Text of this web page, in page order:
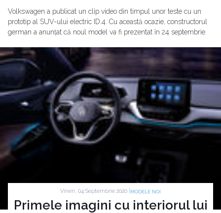
Volkswagen a publicat un clip video din timpul unor teste cu un
prototip al SUV-ului electric ID.4. Cu această ocazie, constructorul
german a anunțat că noul model va fi prezentat în 24 septembrie.
Vineri, 04 Septembrie 2020 | MODELE NOI
Primele imagini cu interiorul lui